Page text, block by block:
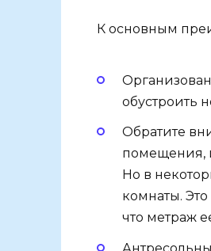
К основным
обустроить
Обратите
помещения,
Но в
комнаты.
что метраж